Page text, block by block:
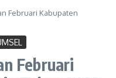
Februari Kabupaten
Februari